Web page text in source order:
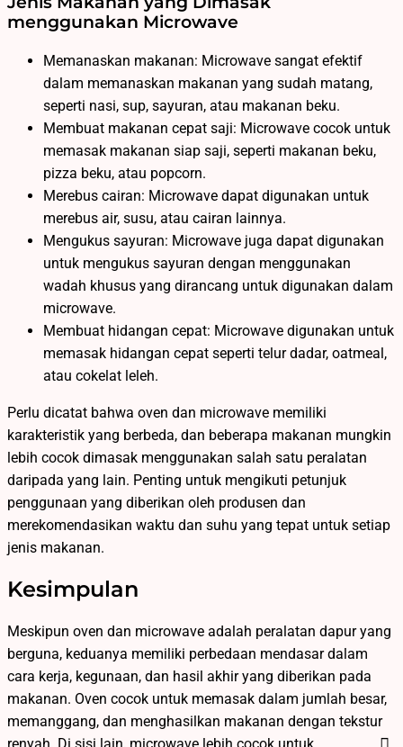
menggunakan Microwave
Memanaskan makanan: Microwave sangat efektif
dalam memanaskan makanan yang sudah matang,
seperti nasi, sup, sayuran, atau makanan beku.
Membuat makanan cepat saji: Microwave cocok untuk
memasak makanan siap saji, seperti makanan beku,
pizza beku, atau popcorn.
Merebus cairan: Microwave dapat digunakan untuk
merebus air, susu, atau cairan lainnya.
Mengukus sayuran: Microwave juga dapat digunakan
untuk mengukus sayuran dengan menggunakan
wadah khusus yang dirancang untuk digunakan dalam
microwave.
Membuat hidangan cepat: Microwave digunakan untuk
memasak hidangan cepat seperti telur dadar, oatmeal,
atau cokelat leleh.
Perlu dicatat bahwa oven dan microwave memiliki
karakteristik yang berbeda, dan beberapa makanan mungkin
lebih cocok dimasak menggunakan salah satu peralatan
daripada yang lain. Penting untuk mengikuti petunjuk
penggunaan yang diberikan oleh produsen dan
merekomendasikan waktu dan suhu yang tepat untuk setiap
jenis makanan.
Kesimpulan
Meskipun oven dan microwave adalah peralatan dapur yang
berguna, keduanya memiliki perbedaan mendasar dalam
cara kerja, kegunaan, dan hasil akhir yang diberikan pada
makanan. Oven cocok untuk memasak dalam jumlah besar,
memanggang, dan menghasilkan makanan dengan tekstur